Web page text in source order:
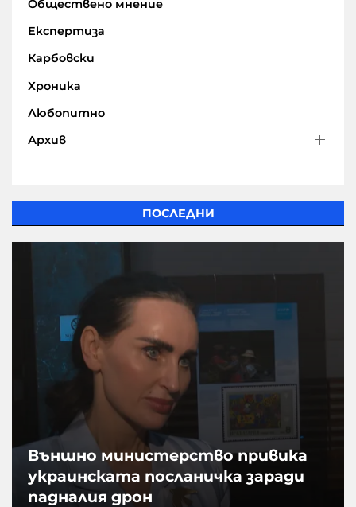
Обществено мнение
Експертиза
Карбовски
Хроника
Любопитно
Архив
ПОСЛЕДНИ
Външно министерство привика
украинската посланичка заради
падналия дрон